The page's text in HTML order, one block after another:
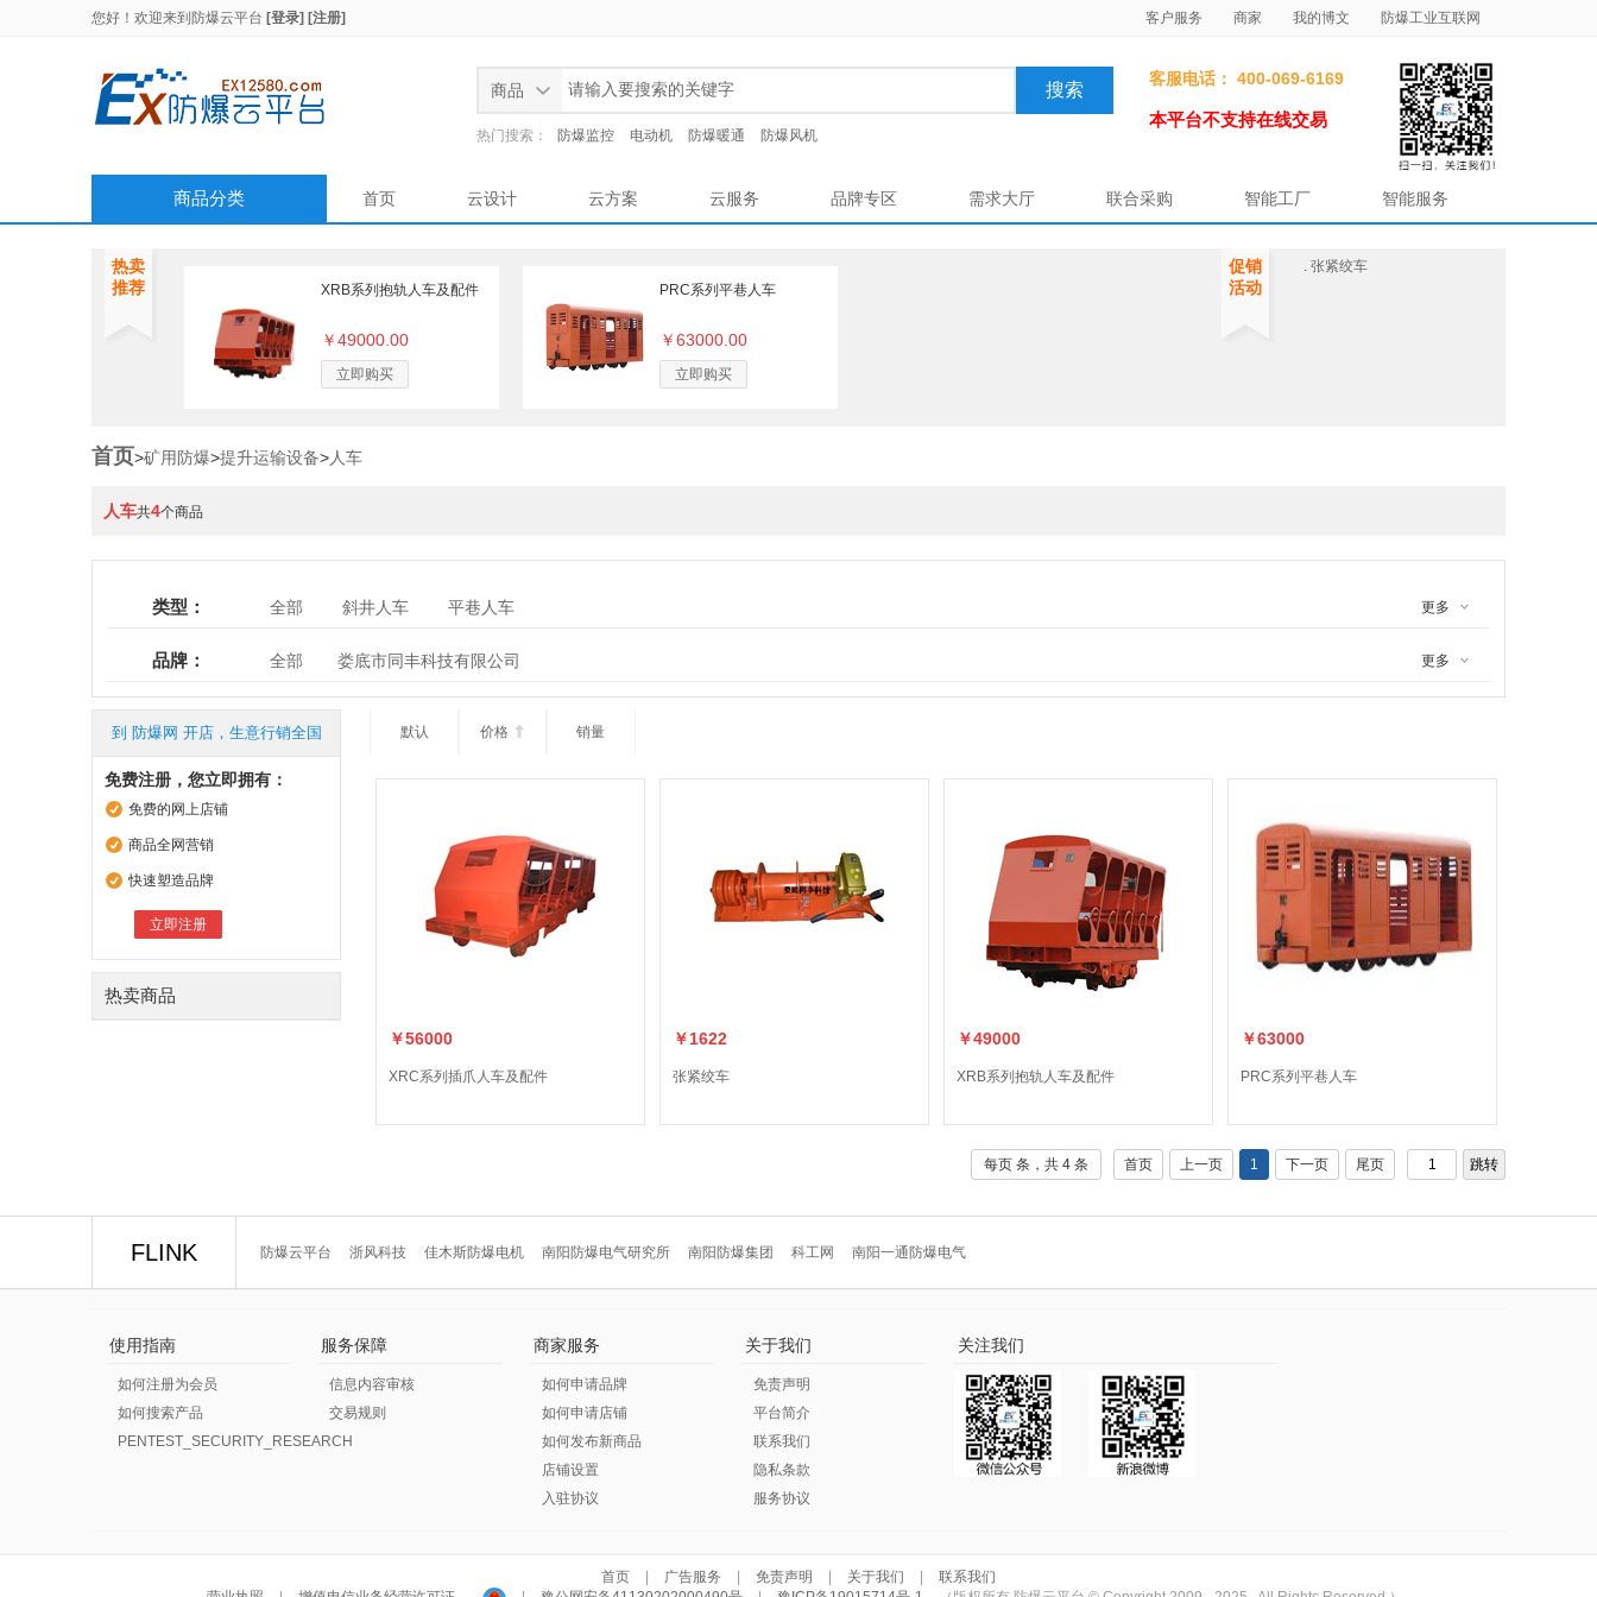
您好！欢迎来到 防爆云平台 [登录] [注册] 客户服务 商家 我的博文 防爆工业互联网
商品
热门搜索： 防爆监控 电动机 防爆暖通 防爆风机
客服电话： 400-069-6169
本平台不支持在线交易
商品分类 首页 云设计 云方案 云服务 品牌专区 需求大厅 联合采购 智能工厂 智能服务
热卖
推荐
XRB系列抱轨人车及配件
￥49000.00
立即购买
PRC系列平巷人车
￥63000.00
立即购买
促销
活动
. 张紧绞车
首页>矿用防爆>提升运输设备>人车
人车共4个商品
类型： 全部 斜井人车 平巷人车 更多
品牌： 全部 娄底市同丰科技有限公司 更多
到 防爆网 开店，生意行销全国
免费注册，您立即拥有：
免费的网上店铺
商品全网营销
快速塑造品牌
立即注册
热卖商品
默认 价格  销量
￥56000
XRC系列插爪人车及配件
￥1622
张紧绞车
￥49000
XRB系列抱轨人车及配件
￥63000
PRC系列平巷人车
每页 条，共 4 条 首页 上一页 1 下一页 尾页
FLINK 防爆云平台 浙风科技 佳木斯防爆电机 南阳防爆电气研究所 南阳防爆集团 科工网 南阳一通防爆电气
使用指南
如何注册为会员
如何搜索产品
PENTEST_SECURITY_RESEARCH
服务保障
信息内容审核
交易规则
商家服务
如何申请品牌
如何申请店铺
如何发布新商品
店铺设置
入驻协议
关于我们
免责声明
平台简介
联系我们
隐私条款
服务协议
关注我们
首页 广告服务 免责声明 关于我们
联系我们